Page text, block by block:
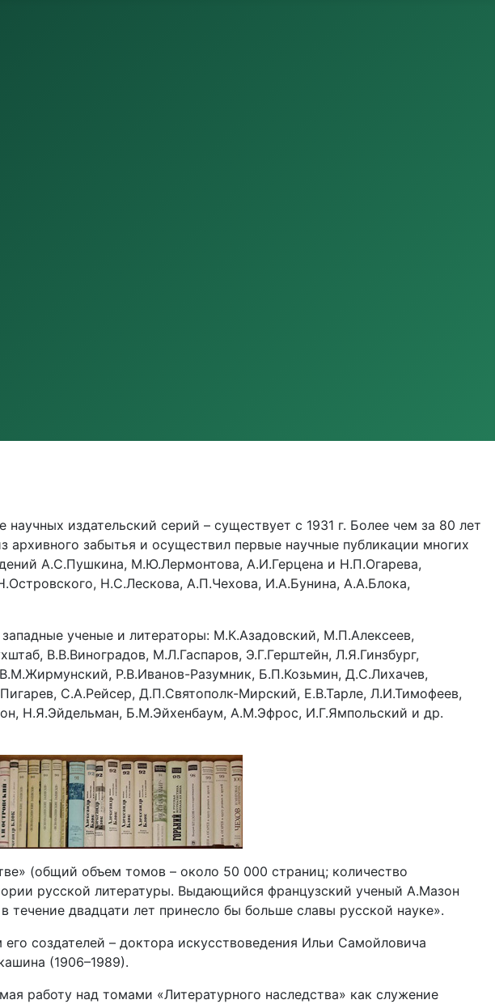
издательский серий – существует с 1931 г. Более чем за 80 лет
архивного забытья и осуществил первые научные публикации многих
А.С.Пушкина, М.Ю.Лермонтова, А.И.Герцена и Н.П.Огарева,
Н.С.Лескова, А.П.Чехова, И.А.Бунина, А.А.Блока,
ученые и литераторы: М.К.Азадовский, М.П.Алексеев,
В.В.Виноградов, М.Л.Гаспаров, Э.Г.Герштейн, Л.Я.Гинзбург,
Р.В.Иванов-Разумник, Б.П.Козьмин, Д.С.Лихачев,
С.А.Рейсер, Д.П.Святополк-Мирский, Е.В.Тарле, Л.И.Тимофеев,
Н.Я.Эйдельман, Б.М.Эйхенбаум, А.М.Эфрос, И.Г.Ямпольский и др.
(общий объем томов – около 50 000 страниц; количество
русской литературы. Выдающийся французский ученый А.Мазон
двадцати лет принесло бы больше славы русской науке».
создателей – доктора искусствоведения Ильи Самойловича
(1906–1989).
работу над томами «Литературного наследства» как служение